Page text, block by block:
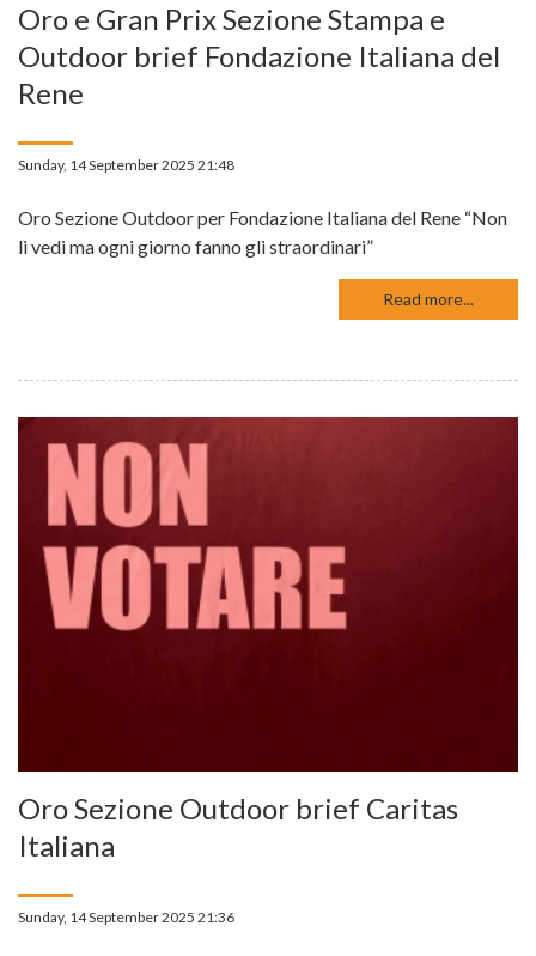
Oro e Gran Prix Sezione Stampa e
Outdoor brief Fondazione Italiana del
Rene
Sunday, 14 September 2025 21:48
Oro Sezione Outdoor per Fondazione Italiana del Rene “Non
li vedi ma ogni giorno fanno gli straordinari”
Read more...
Oro Sezione Outdoor brief Caritas
Italiana
Sunday, 14 September 2025 21:36